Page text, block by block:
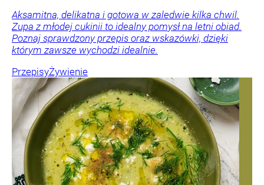
Aksamitna, delikatna i gotowa w zaledwie kilka chwil.
Zupa z młodej cukinii to idealny pomysł na letni obiad.
Poznaj sprawdzony przepis oraz wskazówki, dzięki
którym zawsze wychodzi idealnie.
PrzepisyŻywienie